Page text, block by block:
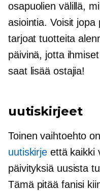
osapuolien välillä,
asiointia. Voisit jopa
tarjoat tuotteita
päivinä, jotta
saat lisää ostajia!
uutiskirjeet
Toinen vaihtoehto
uutiskirje että kaikki
päivityksiä uusista
Tämä pitää fanisi